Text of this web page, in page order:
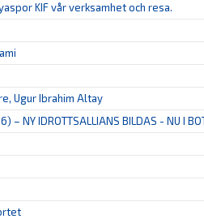
KIF vår verksamhet och resa.
Ugur Ibrahim Altay
– NY IDROTTSALLIANS BILDAS - NU I